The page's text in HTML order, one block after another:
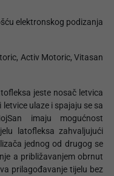
elektronskog podizanja
Activ Motoric, Vitasan
jeste nosač letvica
ulaze i spajaju se sa
imaju mogućnost
latofleksa zahvaljujući
jednog od drugog se
a približavanjem obrnut
prilagođavanje tijelu bez